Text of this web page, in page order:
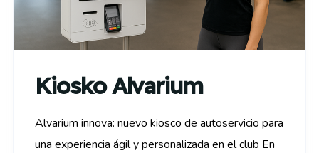
Kiosko Alvarium
Alvarium innova: nuevo kiosco de autoservicio para
una experiencia ágil y personalizada en el club En